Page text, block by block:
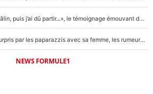
F1 : « Je lui ai fait un câlin, puis j’ai dû partir...», le témoignage émouvant de Max Verstappen sur sa fille
F1 : Charles Leclerc surpris par les paparazzis avec sa femme, les rumeurs étaient vraies !
NEWS FORMULE1